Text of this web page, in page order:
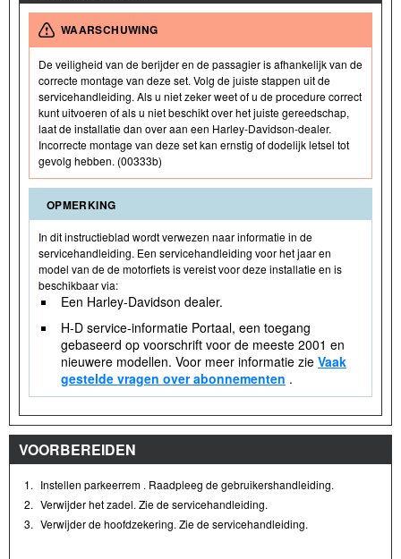
WAARSCHUWING
De veiligheid van de berijder en de passagier is afhankelijk van de
correcte montage van deze set. Volg de juiste stappen uit de
servicehandleiding. Als u niet zeker weet of u de procedure correct
kunt uitvoeren of als u niet beschikt over het juiste gereedschap,
laat de installatie dan over aan een Harley-Davidson-dealer.
Incorrecte montage van deze set kan ernstig of dodelijk letsel tot
gevolg hebben. (00333b)
OPMERKING
In dit instructieblad wordt verwezen naar informatie in de
servicehandleiding. Een servicehandleiding voor het jaar en
model van de de motorfiets is vereist voor deze installatie en is
beschikbaar via:
Een Harley-Davidson dealer.
H-D service-informatie Portaal, een toegang
gebaseerd op voorschrift voor de meeste 2001 en
nieuwere modellen. Voor meer informatie zie Vaak
gestelde vragen over abonnementen .
VOORBEREIDEN
1. Instellen parkeerrem . Raadpleeg de gebruikershandleiding.
2. Verwijder het zadel. Zie de servicehandleiding.
3. Verwijder de hoofdzekering. Zie de servicehandleiding.